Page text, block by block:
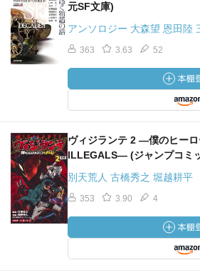
元SF文庫)
アンソロジー 大森望 恩田陸
363 3.63 52
ヴィジランテ 2 ―僕のヒー
ILLEGALS― (ジャンプコミ
別天荒人 古橋秀之 堀越耕平
353 3.90 4